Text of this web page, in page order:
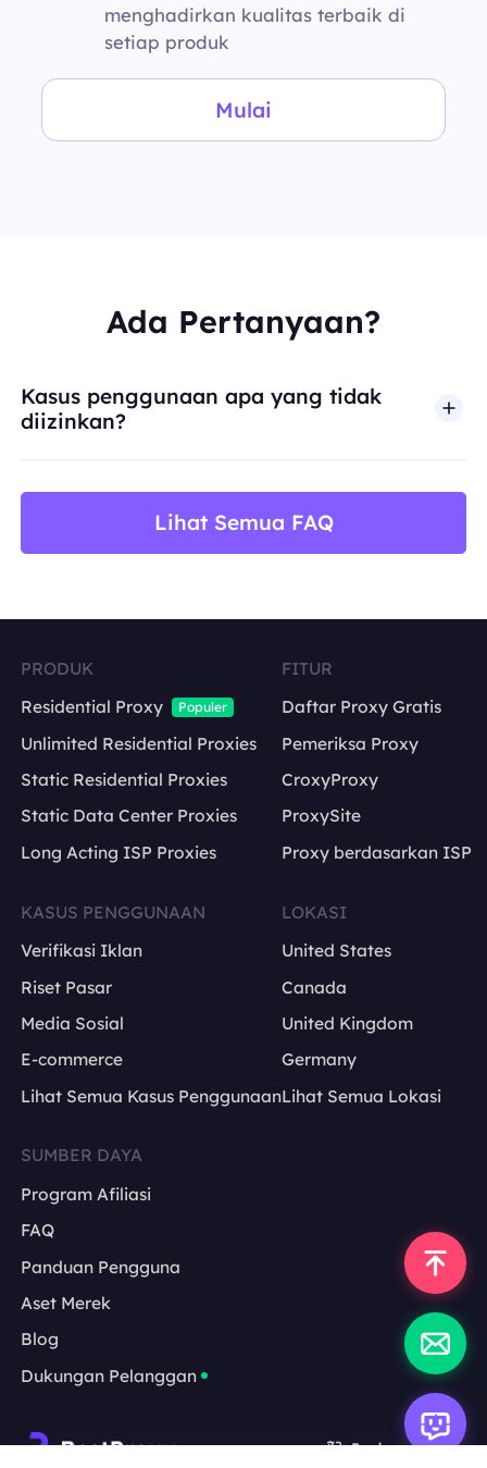
menghadirkan kualitas terbaik di
setiap produk
Mulai
Ada Pertanyaan?
Kasus penggunaan apa yang tidak
diizinkan?
Lihat Semua FAQ
PRODUK
Residential Proxy
Populer
Unlimited Residential Proxies
Static Residential Proxies
Static Data Center Proxies
Long Acting ISP Proxies
FITUR
Daftar Proxy Gratis
Pemeriksa Proxy
CroxyProxy
ProxySite
Proxy berdasarkan ISP
KASUS PENGGUNAAN
Verifikasi Iklan
Riset Pasar
Media Sosial
E-commerce
Lihat Semua Kasus Penggunaan
LOKASI
United States
Canada
United Kingdom
Germany
Lihat Semua Lokasi
SUMBER DAYA
Program Afiliasi
FAQ
Panduan Pengguna
Aset Merek
Blog
Dukungan Pelanggan
Indonesia